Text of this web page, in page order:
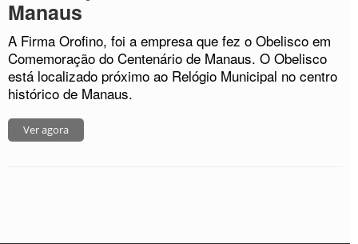
Manaus
A Firma Orofino, foi a empresa que fez o Obelisco em
Comemoração do Centenário de Manaus. O Obelisco
está localizado próximo ao Relógio Municipal no centro
histórico de Manaus.
Ver agora